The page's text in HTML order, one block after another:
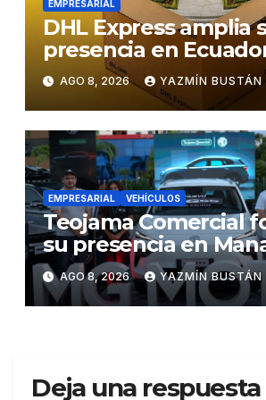
EMPRESARIAL
DHL Express amplia
presencia en
responder al
las exportaciones
AGO 8, 2026 YAZMÍN BUSTÁN
EMPRESARIAL VEHÍCULOS
Teojama Comercial
su presencia en
una apuesta por la
híbrida y eléctrica
ExpoAuto del
AGO 8, 2026 YAZMÍN BUSTÁN
Deja una respuesta